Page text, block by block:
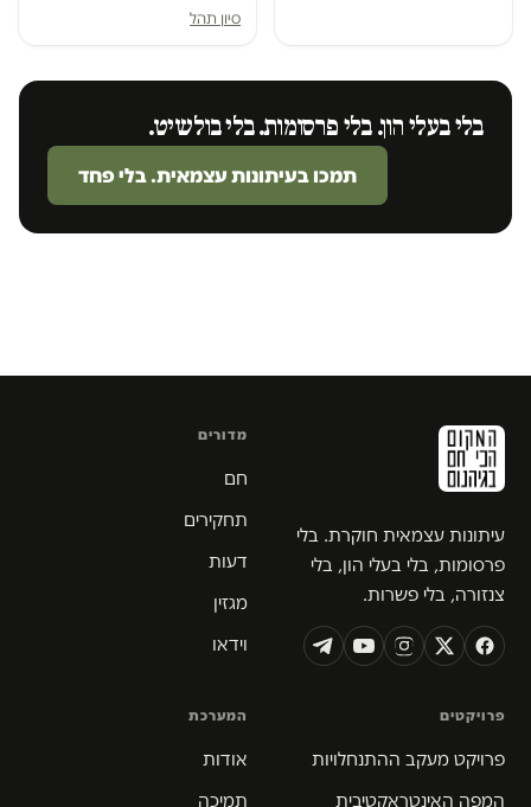
סיון תהל
בלי בעלי הון. בלי פרסומות. בלי בולשיט.
תמכו בעיתונות עצמאית. בלי פחד
עיתונות עצמאית חוקרת. בלי
פרסומות, בלי בעלי הון, בלי
צנזורה, בלי פשרות.
מדורים
חם
תחקירים
דעות
מגזין
וידאו
פרויקטים
פרויקט מעקב ההתנחלויות
המפה האינטראקטיבית
המערכת
אודות
תמיכה